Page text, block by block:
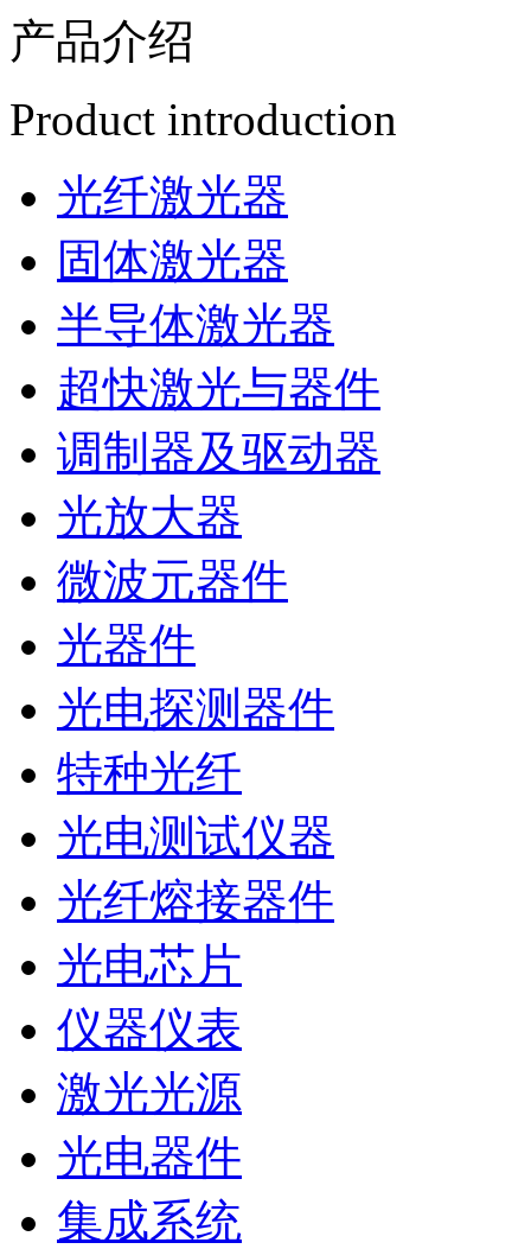
产品介绍
Product introduction
光纤激光器
固体激光器
半导体激光器
超快激光与器件
调制器及驱动器
光放大器
微波元器件
光器件
光电探测器件
特种光纤
光电测试仪器
光纤熔接器件
光电芯片
仪器仪表
激光光源
光电器件
集成系统